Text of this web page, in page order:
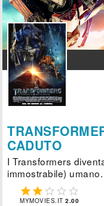
CADUTO
I Transformers
immostrabile) umano.
    
MYMOVIES.IT2.00